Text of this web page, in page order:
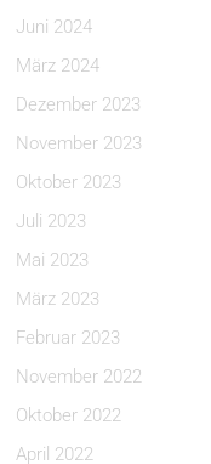
Juni 2024
März 2024
Dezember 2023
November 2023
Oktober 2023
Juli 2023
Mai 2023
März 2023
Februar 2023
November 2022
Oktober 2022
April 2022